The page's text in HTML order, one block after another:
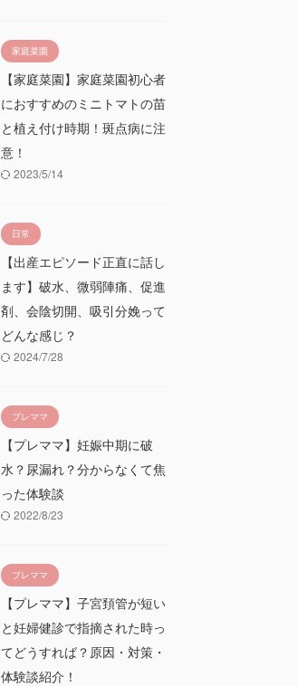
家庭菜園
【家庭菜園】家庭菜園初心者
におすすめのミニトマトの苗
と植え付け時期！斑点病に注
意！
2023/5/14
日常
【出産エピソード正直に話し
ます】破水、微弱陣痛、促進
剤、会陰切開、吸引分娩って
どんな感じ？
2024/7/28
プレママ
【プレママ】妊娠中期に破
水？尿漏れ？分からなくて焦
った体験談
2022/8/23
プレママ
【プレママ】子宮頚管が短い
と妊婦健診で指摘された時っ
てどうすれば？原因・対策・
体験談紹介！